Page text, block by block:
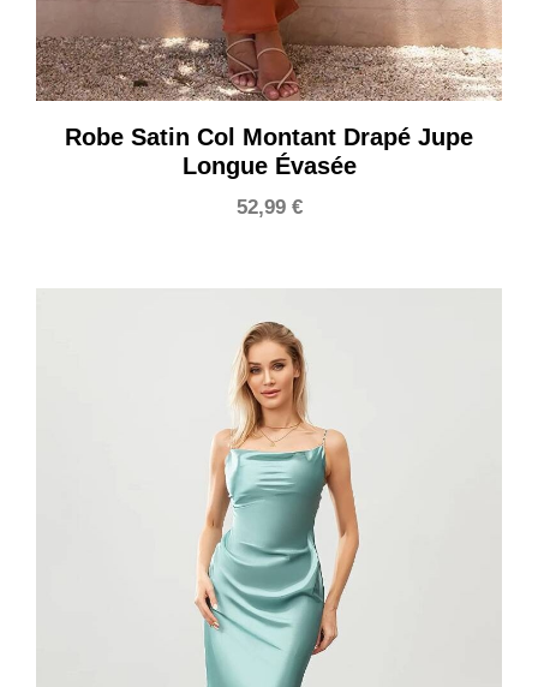
Robe Satin Col Montant Drapé Jupe
Longue Évasée
52,99 €